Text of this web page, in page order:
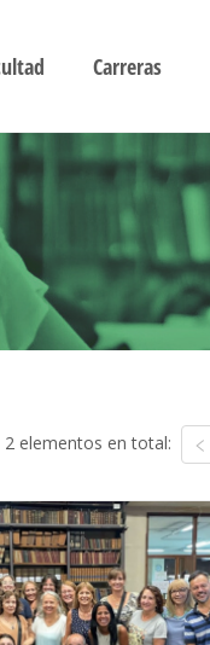
Carreras
2 elementos en total: